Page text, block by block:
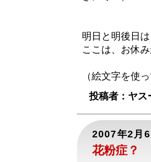
明日と明後日
ここは、お休
（絵文字を使
投稿者：ヤ
2007年2月
花粉症？